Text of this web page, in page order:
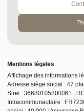
Mentions légales
Affichage des informations
Adresse siège social : 47
Siret : 36680105800061 |
Intracommunautaire :